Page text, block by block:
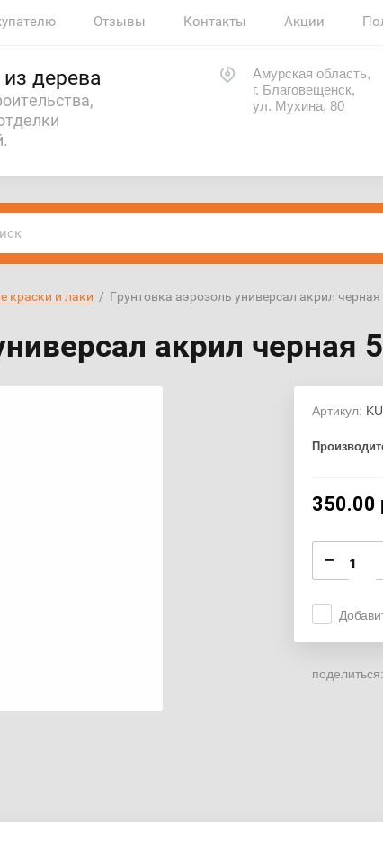
Отзывы Контакты Акции
дерева
Амурская область,
г. Благовещенск,
ул. Мухина, 80
краски и лаки
/  Грунтовка аэрозоль универсал акрил
акрил черная
Артикул:
350.00
−
поделиться: